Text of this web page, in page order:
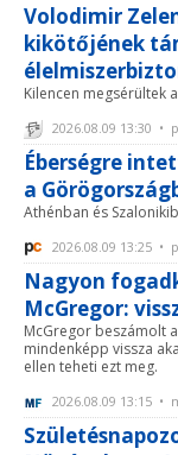
Volodimir
kikötőjének
Kilencen megsérültek
2026.08.09 13:30 •
Éberségre
a
Athénban és
2026.08.09 13:25
Nagyon
McGregor:
McGregor beszámolt
mindenképp vissza
ellen teheti ezt meg.
2026.08.09 13:15 •